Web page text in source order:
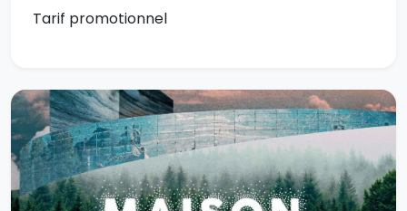
Tarif promotionnel